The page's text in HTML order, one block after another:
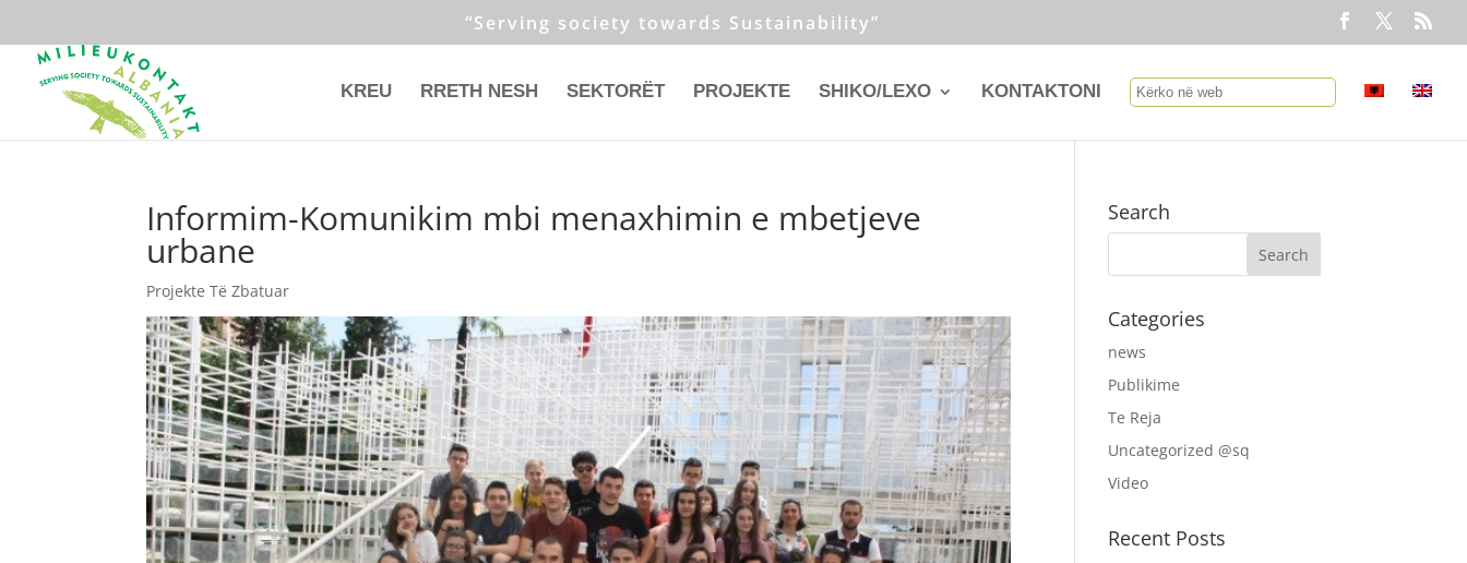
“Serving society towards Sustainability”
KREU RRETH NESH SEKTORËT PROJEKTE SHIKO/LEXO KONTAKTONI
Informim-Komunikim mbi menaxhimin e mbetjeve
urbane
Projekte Të Zbatuar
Search
Categories
news
Publikime
Te Reja
Uncategorized @sq
Video
Recent Posts